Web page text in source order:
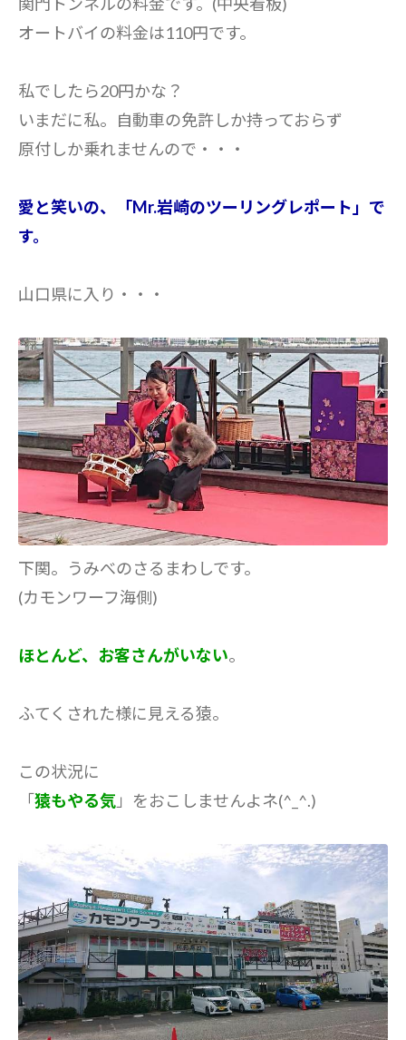
オートバイの料金は110円です。
私でしたら20円かな？
いまだに私。自動車の免許しか持っておらず
原付しか乗れませんので・・・
愛と笑いの、「Mr.岩崎のツーリングレポート」で
す。
山口県に入り・・・
下関。うみべのさるまわしです。
(カモンワーフ海側)
ほとんど、お客さんがいない。
ふてくされた様に見える猿。
この状況に
「猿もやる気 」をおこしませんよネ(^_^.)